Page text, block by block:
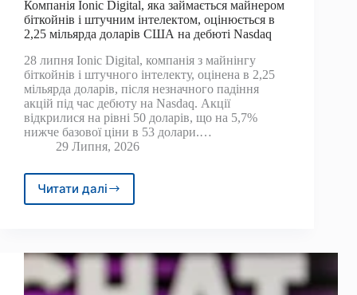
Компанія Ionic Digital, яка займається майнером
біткойнів і штучним інтелектом, оцінюється в
2,25 мільярда доларів США на дебюті Nasdaq
28 липня Ionic Digital, компанія з майнінгу
біткойнів і штучного інтелекту, оцінена в 2,25
мільярда доларів, після незначного падіння
акцій під час дебюту на Nasdaq. Акції
відкрилися на рівні 50 доларів, що на 5,7%
нижче базової ціни в 53 долари.…
29 Липня, 2026
Читати далі
Компанія
Ionic
займається
майнером
біткойнів